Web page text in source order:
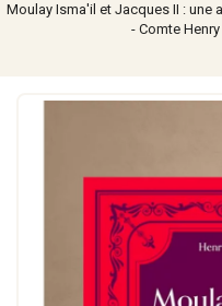
Moulay Isma'il et Jacques II :
- Comte